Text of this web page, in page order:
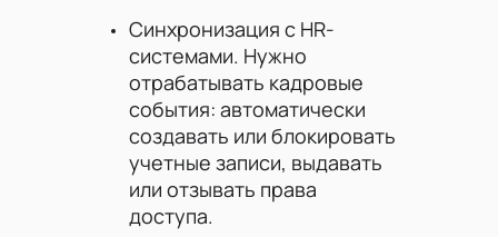
Синхронизация с HR-
системами. Нужно
отрабатывать кадровые
события: автоматически
создавать или блокировать
учетные записи, выдавать
или отзывать права
доступа.